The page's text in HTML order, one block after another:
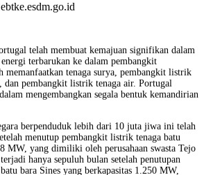
telah membuat kemajuan signifikan dalam
terbarukan ke dalam pembangkit
tenaga surya, pembangkit listrik
dan pembangkit listrik tenaga air. Portugal
mengembangkan segala bentuk kemandirian
berpenduduk lebih dari 10 juta jiwa ini telah
menutup pembangkit listrik tenaga batu
MW, yang dimiliki oleh perusahaan swasta Tejo
hanya sepuluh bulan setelah penutupan
bara Sines yang berkapasitas 1.250 MW,